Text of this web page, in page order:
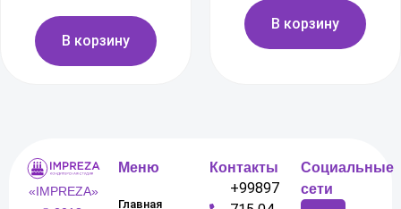
В корзину
В корзину
«IMPREZA»
Меню
Главная
Контакты
+99897
Социальные
сети